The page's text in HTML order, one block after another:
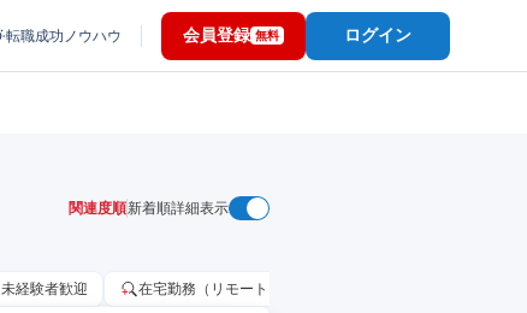
転職成功ノウハウ 会員登録 無料 ログイン
関連度順新着順詳細表示
未経験者歓迎 在宅勤務（リモートワーク）OK